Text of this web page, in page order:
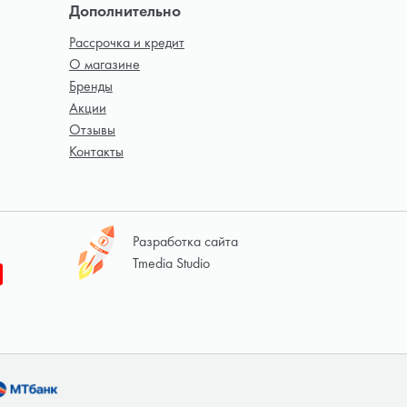
Дополнительно
Рассрочка и кредит
О магазине
Бренды
Акции
Отзывы
Контакты
Разработка сайта
Tmedia Studio